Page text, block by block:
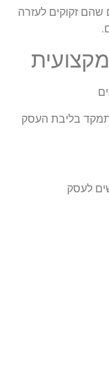
שהם זקוקים לעזרה
בליבת העסק